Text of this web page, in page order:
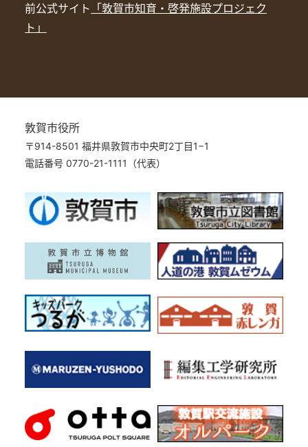
前公式サイト 「敦賀市知育・啓発施設プロジェク
ト」
敦賀市役所
〒914-8501 福井県敦賀市中央町2丁目1−1
電話番号 0770-21-1111（代表）